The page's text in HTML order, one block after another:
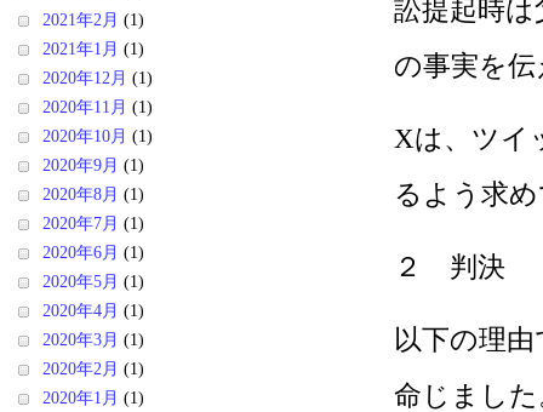
訟提起時
の事実を
Xは、ツイ
るよう求
２ 判決
以下の理
命じまし
2021年2月 (1)
2021年1月 (1)
2020年12月 (1)
2020年11月 (1)
2020年10月 (1)
2020年9月 (1)
2020年8月 (1)
2020年7月 (1)
2020年6月 (1)
2020年5月 (1)
2020年4月 (1)
2020年3月 (1)
2020年2月 (1)
2020年1月 (1)